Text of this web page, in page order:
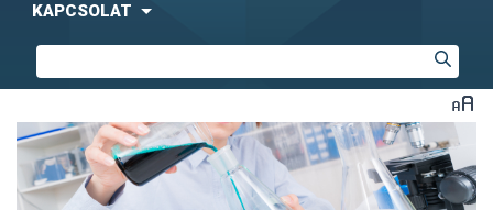
KAPCSOLAT